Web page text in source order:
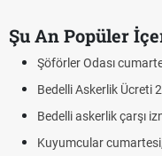
Şu An Popüler
Şöförler Odası
Bedelli Askerlik Ücreti
Bedelli askerlik çarşı
Kuyumcular